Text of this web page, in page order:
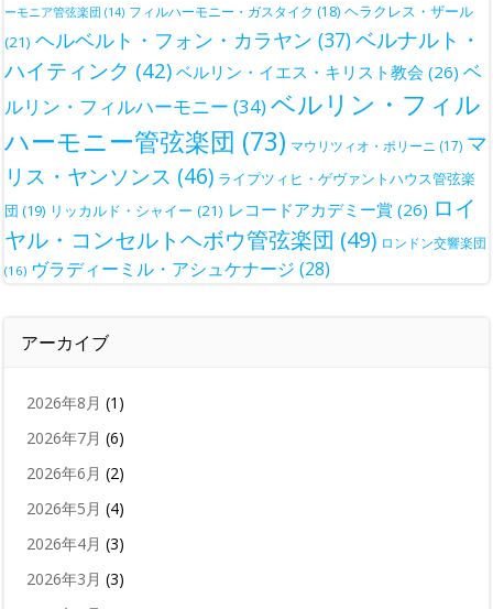
ーモニア管弦楽団 (14) フィルハーモニー・ガスタイク (18) ヘラクレス・ザール
(21) ヘルベルト・フォン・カラヤン (37)ベルナルト・
ハイティンク (42) ベルリン・イエス・キリスト教会 (26) ベ
ルリン・フィルハーモニー (34)ベルリン・フィル
ハーモニー管弦楽団 (73) マウリツィオ・ポリーニ (17) マ
リス・ヤンソンス (46) ライプツィヒ・ゲヴァントハウス管弦楽
団 (19) リッカルド・シャイー (21) レコードアカデミー賞 (26) ロイ
ヤル・コンセルトヘボウ管弦楽団 (49) ロンドン交響楽団
(16) ヴラディーミル・アシュケナージ (28)
アーカイブ
2026年8月 (1)
2026年7月 (6)
2026年6月 (2)
2026年5月 (4)
2026年4月 (3)
2026年3月 (3)